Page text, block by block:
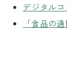
デジタル
「食品の